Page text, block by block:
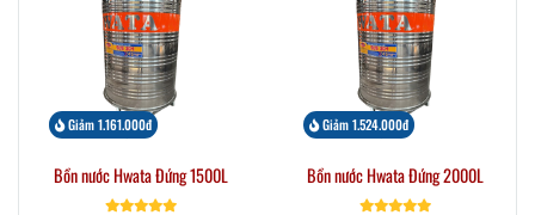
Giảm 1.161.000đ
Bồn nước Hwata Đứng 1500L
Giảm 1.524.000đ
Bồn nước Hwata Đứng 2000L